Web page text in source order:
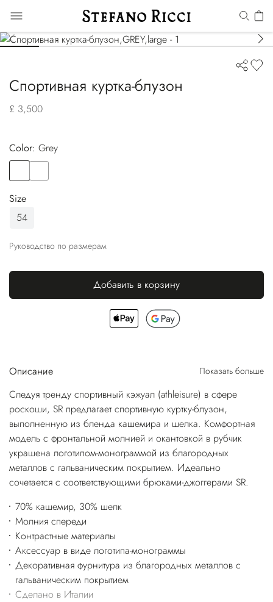
Спортивная куртка-блузон
£ 3,500
Color:
grey
Size
54
Руководство по размерам
Добавить в корзину
Описание Показать больше
Следуя тренду спортивный кэжуал (athleisure) в сфере
роскоши, SR предлагает спортивную куртку-блузон,
выполненную из бленда кашемира и шелка. Комфортная
модель с фронтальной молнией и окантовкой в рубчик
украшена логотипом-монограммой из благородных
металлов с гальваническим покрытием. Идеально
сочетается с соответствующими брюками-джоггерами SR.
70% кашемир, 30% шелк
Молния спереди
Контрастные материалы
Аксессуар в виде логотипа-монограммы
Декоративная фурнитура из благородных металлов с
гальваническим покрытием
Сделано в Италии